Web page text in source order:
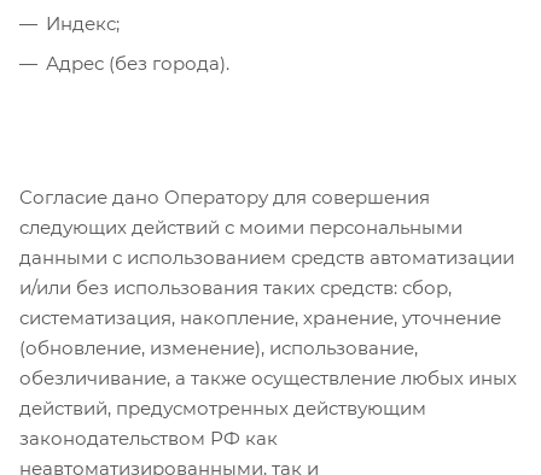
Индекс;
Адрес (без города).
Согласие дано Оператору для совершения
следующих действий с моими персональными
данными с использованием средств автоматизации
и/или без использования таких средств: сбор,
систематизация, накопление, хранение, уточнение
(обновление, изменение), использование,
обезличивание, а также осуществление любых иных
действий, предусмотренных действующим
законодательством РФ как
неавтоматизированными, так и